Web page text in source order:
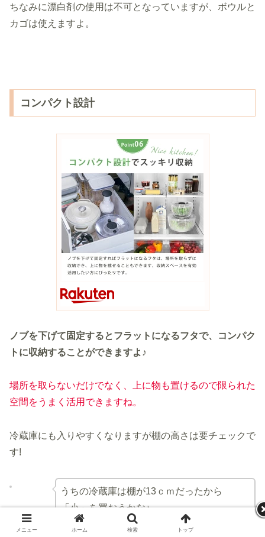
ちなみに漂白剤の使用は不可となっていますが、ボウルと
カゴは使えますよ。
コンパクト設計
ノブを下げて固定するとフラットになるフタで、コンパク
トに収納することができますよ♪
場所を取らないだけでなく、上に物も置けるので限られた
空間をうまく活用できますね。
冷蔵庫にも入りやすくなりますが棚の高さは要チェックで
す!
うちの冷蔵庫は棚が13ｃｍだったから
「小」を買おうかな♪
メニュー ホーム 検索 トップ